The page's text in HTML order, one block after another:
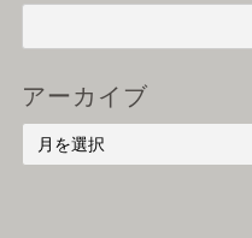
アーカイブ